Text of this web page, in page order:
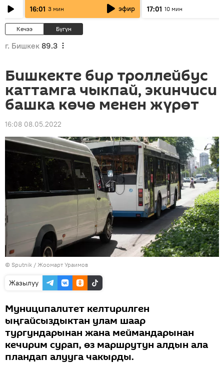
16:01 3 мин эфир 17:01 10 мин
Кечээ Бүгүн
г. Бишкек 89.3
Бишкекте бир троллейбус
каттамга чыкпай, экинчиси
башка көчө менен жүрөт
16:08 08.05.2022
© Sputnik / Жоомарт Ураимов
Жазылуу
Муниципалитет келтирилген
ыңгайсыздыктан улам шаар
тургундарынан жана меймандарынан
кечирим сурап, өз маршрутун алдын ала
пландап алууга чакырды.